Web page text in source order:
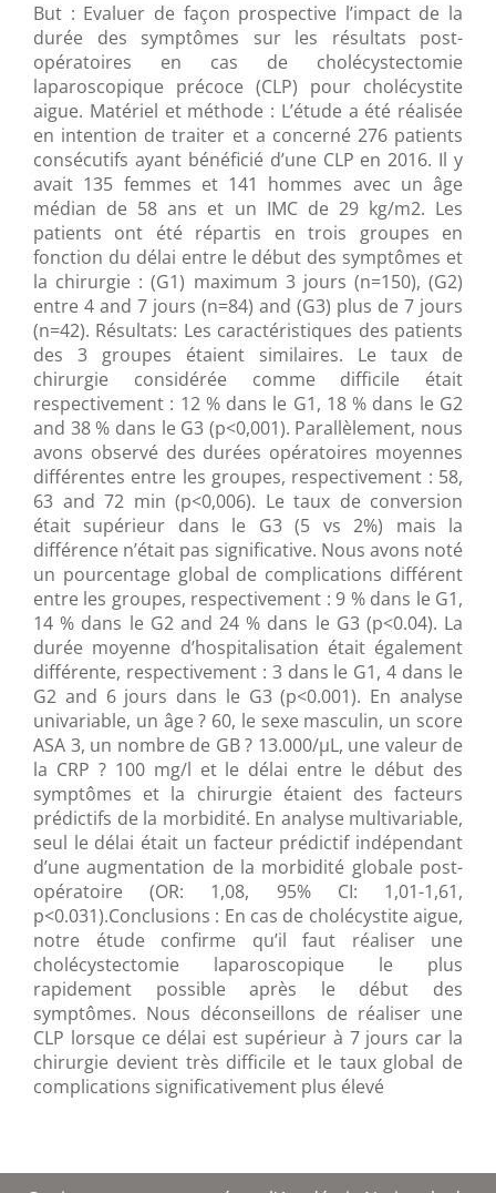
But : Evaluer de façon prospective l’impact de la
durée des symptômes sur les résultats post-
opératoires en cas de cholécystectomie
laparoscopique précoce (CLP) pour cholécystite
aigue. Matériel et méthode : L’étude a été réalisée
en intention de traiter et a concerné 276 patients
consécutifs ayant bénéficié d’une CLP en 2016. Il y
avait 135 femmes et 141 hommes avec un âge
médian de 58 ans et un IMC de 29 kg/m2. Les
patients ont été répartis en trois groupes en
fonction du délai entre le début des symptômes et
la chirurgie : (G1) maximum 3 jours (n=150), (G2)
entre 4 and 7 jours (n=84) and (G3) plus de 7 jours
(n=42). Résultats: Les caractéristiques des patients
des 3 groupes étaient similaires. Le taux de
chirurgie considérée comme difficile était
respectivement : 12 % dans le G1, 18 % dans le G2
and 38 % dans le G3 (p<0,001). Parallèlement, nous
avons observé des durées opératoires moyennes
différentes entre les groupes, respectivement : 58,
63 and 72 min (p<0,006). Le taux de conversion
était supérieur dans le G3 (5 vs 2%) mais la
différence n’était pas significative. Nous avons noté
un pourcentage global de complications différent
entre les groupes, respectivement : 9 % dans le G1,
14 % dans le G2 and 24 % dans le G3 (p<0.04). La
durée moyenne d’hospitalisation était également
différente, respectivement : 3 dans le G1, 4 dans le
G2 and 6 jours dans le G3 (p<0.001). En analyse
univariable, un âge ? 60, le sexe masculin, un score
ASA 3, un nombre de GB ? 13.000/µL, une valeur de
la CRP ? 100 mg/l et le délai entre le début des
symptômes et la chirurgie étaient des facteurs
prédictifs de la morbidité. En analyse multivariable,
seul le délai était un facteur prédictif indépendant
d’une augmentation de la morbidité globale post-
opératoire (OR: 1,08, 95% CI: 1,01-1,61,
p<0.031).Conclusions : En cas de cholécystite aigue,
notre étude confirme qu’il faut réaliser une
cholécystectomie laparoscopique le plus
rapidement possible après le début des
symptômes. Nous déconseillons de réaliser une
CLP lorsque ce délai est supérieur à 7 jours car la
chirurgie devient très difficile et le taux global de
complications significativement plus élevé